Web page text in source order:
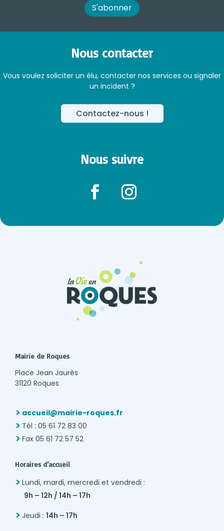
Nous contacter
Vous voulez soliciter un élu, contacter nos services ou signaler
un incident ?
Contactez-nous !
Nous suivre
Mairie de Roques
Place Jean Jaurès
31120 Roques
accueil@mairie-roques.fr
Tél : 05 61 72 83 00
Fax 05 61 72 57 52
Horaires d’accueil
Lundi, mardi, mercredi et vendredi :
9h – 12h / 14h – 17h
Jeudi: 14h – 17h